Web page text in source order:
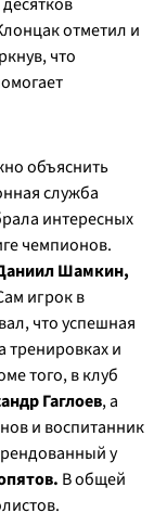
отметил и
что
объяснить
служба
интересных
чемпионов.
Шамкин,
игрок в
что успешная
тренировках и
того, в клуб
Гаглоев, а
и воспитанник
у
В общей